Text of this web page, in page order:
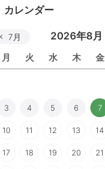
カレンダー
2026年8月
月 火 水 木 金
7月
3 4 5 6 7
10 11 12 13 14
17 18 19 20 21